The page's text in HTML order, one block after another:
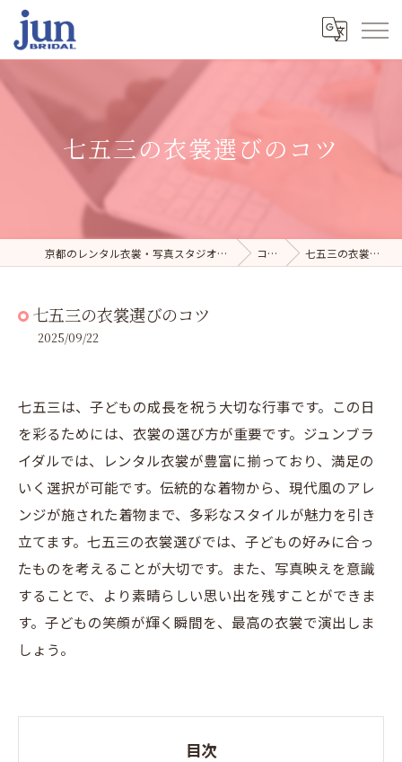
七五三の衣裳選びのコツ
京都のレンタル衣裳・写真スタジオならジュンブライダル コラム 七五三の衣裳選びのコツ
七五三の衣裳選びのコツ
2025/09/22
七五三は、子どもの成長を祝う大切な行事です。この日
を彩るためには、衣裳の選び方が重要です。ジュンブラ
イダルでは、レンタル衣裳が豊富に揃っており、満足の
いく選択が可能です。伝統的な着物から、現代風のアレ
ンジが施された着物まで、多彩なスタイルが魅力を引き
立てます。七五三の衣裳選びでは、子どもの好みに合っ
たものを考えることが大切です。また、写真映えを意識
することで、より素晴らしい思い出を残すことができま
す。子どもの笑顔が輝く瞬間を、最高の衣裳で演出しま
しょう。
目次